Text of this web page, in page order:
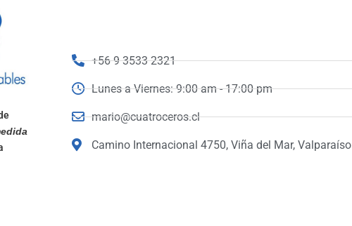
+56 9 3533 2321
Lunes a Viernes: 9:00 am - 17:00 pm
mario@cuatroceros.cl
Camino Internacional 4750, Viña del Mar, Valparaíso